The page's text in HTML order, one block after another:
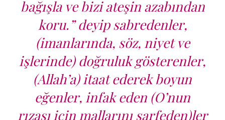
bağışla ve bizi ateşin azabından
koru.” deyip sabredenler,
(imanlarında, söz, niyet ve
işlerinde) doğruluk gösterenler,
(Allah’a) itaat ederek boyun
eğenler, infak eden (O’nun
rızası için mallarını sarfeden)ler